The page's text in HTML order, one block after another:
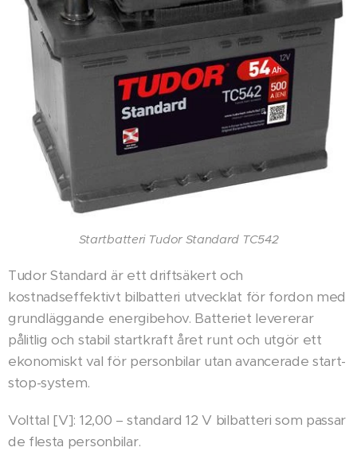
Startbatteri Tudor Standard TC542
Tudor Standard är ett driftsäkert och
kostnadseffektivt bilbatteri utvecklat för fordon med
grundläggande energibehov. Batteriet levererar
pålitlig och stabil startkraft året runt och utgör ett
ekonomiskt val för personbilar utan avancerade start-
stop-system.
Volttal [V]: 12,00 – standard 12 V bilbatteri som passar
de flesta personbilar.